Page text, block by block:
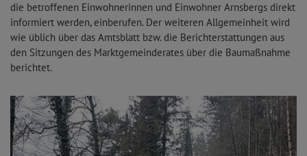
die betroffenen Einwohnerinnen und Einwohner Arnsbergs direkt
informiert werden, einberufen. Der weiteren Allgemeinheit wird
wie üblich über das Amtsblatt bzw. die Berichterstattungen aus
den Sitzungen des Marktgemeinderates über die Baumaßnahme
berichtet.